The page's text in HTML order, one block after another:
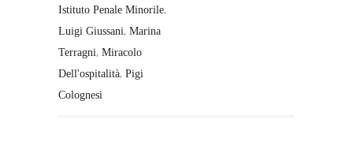
Istituto Penale Minorile,
Luigi Giussani, Marina
Terragni, Miracolo
Dell'ospitalità, Pigi
Colognesi